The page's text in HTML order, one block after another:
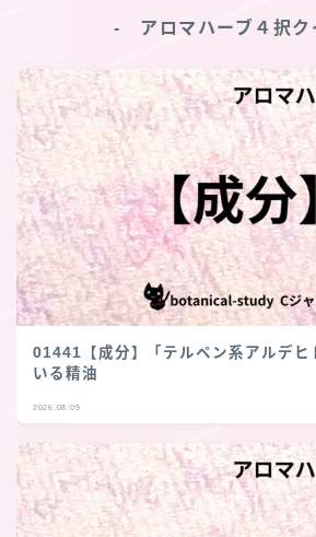
‐ アロマハーブ４択
01441【成分】「テルペン系アルデヒ
いる精油
2026.08.09